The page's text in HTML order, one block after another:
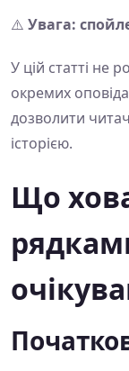
⚠️ Увага:
У цій статті не
окремих
дозволити
історією.
Що